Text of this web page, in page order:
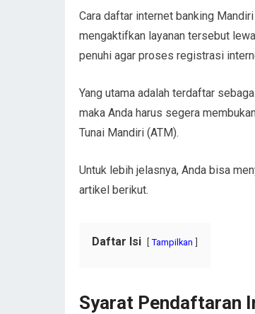
Cara daftar internet banking Mandiri
mengaktifkan layanan tersebut
penuhi agar proses registrasi
Yang utama adalah terdaftar
maka Anda harus segera
Tunai Mandiri (ATM).
Untuk lebih jelasnya, Anda bisa
artikel berikut.
Daftar Isi Tampilkan
Syarat Pendaftaran